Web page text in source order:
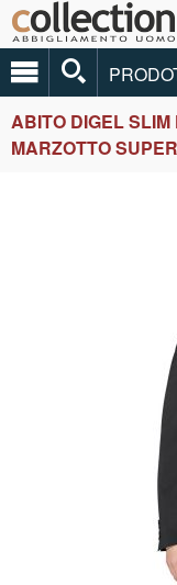
ABITO DIGEL
MARZOTTO